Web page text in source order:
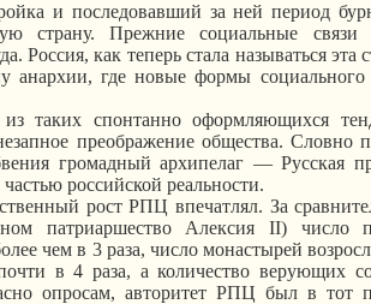
и последовавший за ней период
страну. Прежние социальные
Россия, как теперь стала называться эта
анархии, где новые формы
таких спонтанно оформляющихся
преображение общества. Словно
громадный архипелаг — Русская
российской реальности.
рост РПЦ впечатлял. За
патриаршество Алексия II) число
чем в 3 раза, число монастырей
в 4 раза, а количество верующих
опросам, авторитет РПЦ был в тот